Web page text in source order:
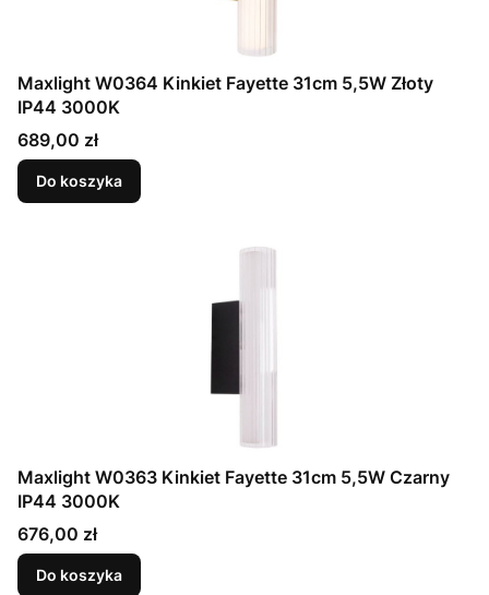
Maxlight W0364 Kinkiet Fayette 31cm 5,5W Złoty
IP44 3000K
Cena
689,00 zł
Do koszyka
Maxlight W0363 Kinkiet Fayette 31cm 5,5W Czarny
IP44 3000K
Cena
676,00 zł
Do koszyka